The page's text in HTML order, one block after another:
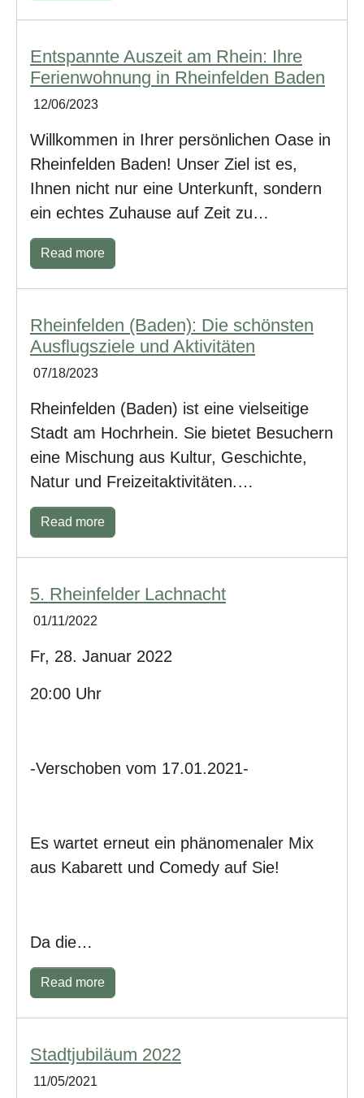
Entspannte Auszeit am Rhein: Ihre
Ferienwohnung in Rheinfelden Baden
12/06/2023
Willkommen in Ihrer persönlichen Oase in
Rheinfelden Baden! Unser Ziel ist es,
Ihnen nicht nur eine Unterkunft, sondern
ein echtes Zuhause auf Zeit zu…
Read more
Rheinfelden (Baden): Die schönsten
Ausflugsziele und Aktivitäten
07/18/2023
Rheinfelden (Baden) ist eine vielseitige
Stadt am Hochrhein. Sie bietet Besuchern
eine Mischung aus Kultur, Geschichte,
Natur und Freizeitaktivitäten.…
Read more
5. Rheinfelder Lachnacht
01/11/2022
Fr, 28. Januar 2022
20:00 Uhr
-Verschoben vom 17.01.2021-
Es wartet erneut ein phänomenaler Mix
aus Kabarett und Comedy auf Sie!
Da die…
Read more
Stadtjubiläum 2022
11/05/2021